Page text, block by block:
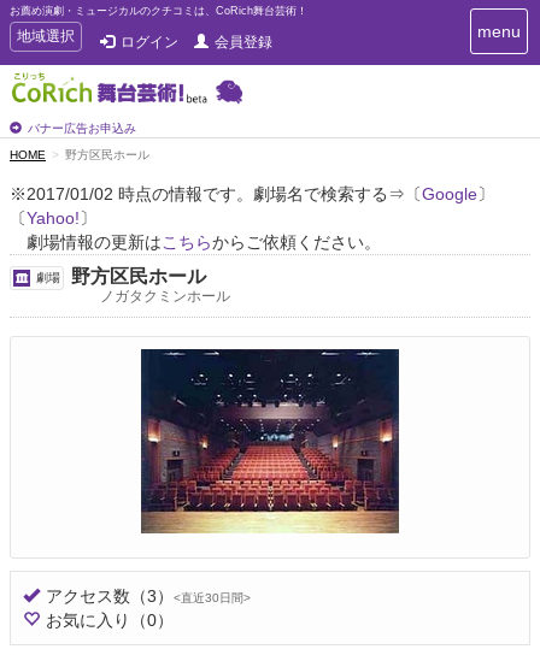
お薦め演劇・ミュージカルのクチコミは、CoRich舞台芸術！
T
o
g
g
e
n
v
a
t
o
n
地域選択 ログイン 会員登録
バナー広告お申込み
T
o
a
t
i
menu
HOME 野方区民ホール
※2017/01/02 時点の情報です。劇場名で検索する⇒〔Google〕
〔Yahoo!〕
劇場情報の更新はこちらからご依頼ください。
劇場 野方区民ホール
ノガタクミンホール
アクセス数 （3） <直近30日間>
お気に入り （0）